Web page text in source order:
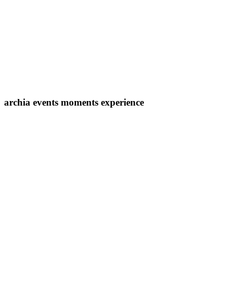
archia events moments experience